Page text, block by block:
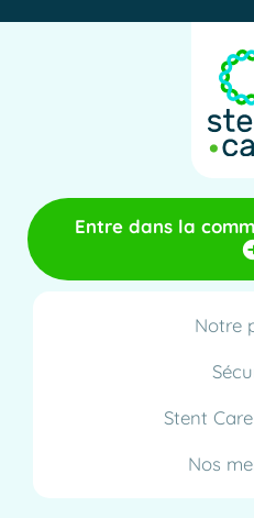
Entre dans la
Notre
Stent
Nos